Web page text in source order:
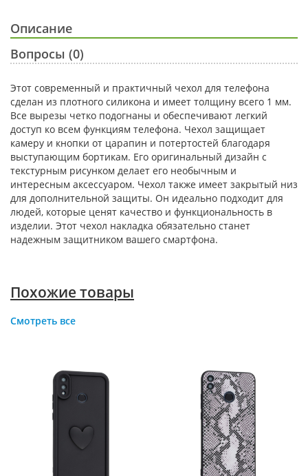
Описание
Вопросы (0)
Этот современный и практичный чехол для телефона
сделан из плотного силикона и имеет толщину всего 1 мм.
Все вырезы четко подогнаны и обеспечивают легкий
доступ ко всем функциям телефона. Чехол защищает
камеру и кнопки от царапин и потертостей благодаря
выступающим бортикам. Его оригинальный дизайн с
текстурным рисунком делает его необычным и
интересным аксессуаром. Чехол также имеет закрытый низ
для дополнительной защиты. Он идеально подходит для
людей, которые ценят качество и функциональность в
изделии. Этот чехол накладка обязательно станет
надежным защитником вашего смартфона.
Похожие товары
Смотреть все